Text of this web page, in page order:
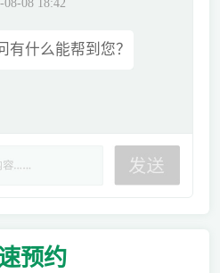
有什么能帮到您？
预约